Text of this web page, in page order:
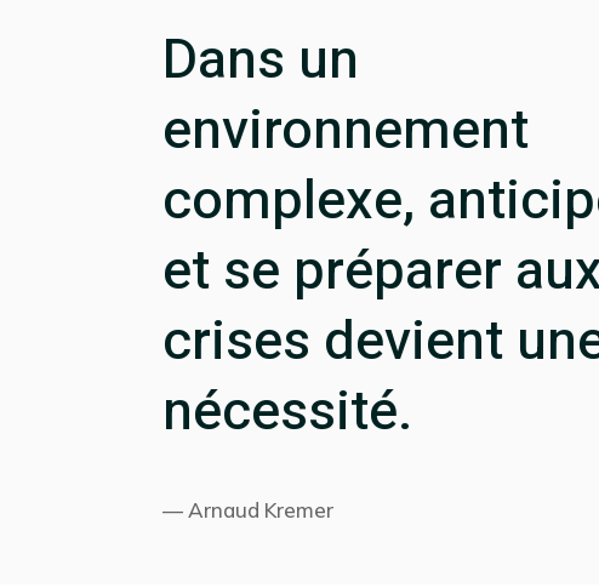
Dans un
environnement
complexe,
et se préparer
crises devient
nécessité.
— Arnaud Kremer